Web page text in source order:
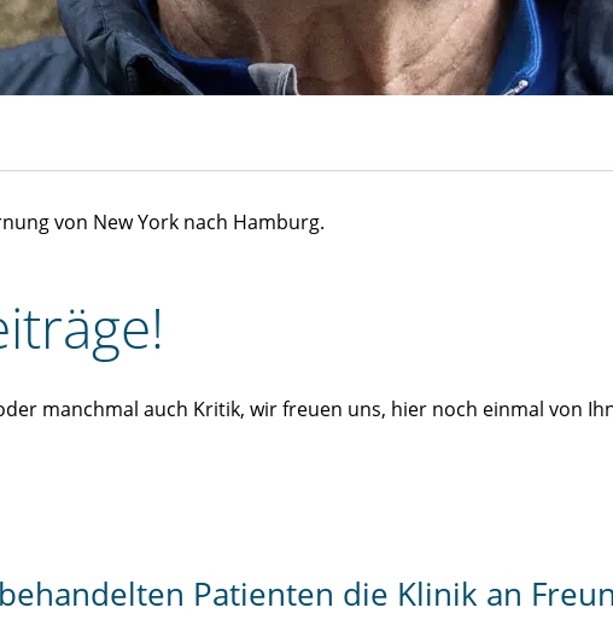
von New York nach Hamburg.
manchmal auch Kritik, wir freuen uns, hier noch einmal von
Patienten die Klinik an